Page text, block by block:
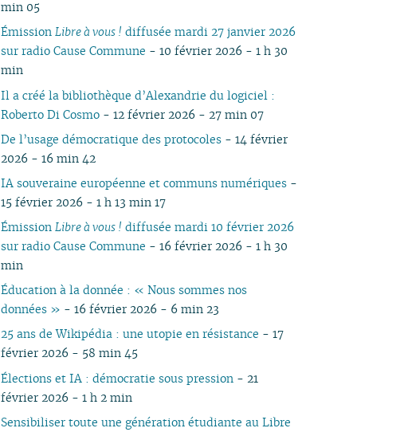
02
01
02
01
04
03
02
03
02
03
02
03
02
03
02
03
02
03
02
03
02
04
03
02
01
04
03
04
03
01
min 05
ÉmissionLibre à vous ! diffusée mardi 27 janvier 2026
sur radio Cause Commune - 10 février 2026 - 1 h 30
min
Il a créé la bibliothèque d’Alexandrie du logiciel :
Roberto Di Cosmo - 12 février 2026 - 27 min 07
De l’usage démocratique des protocoles - 14 février
2026 - 16 min 42
IA souveraine européenne et communs numériques -
15 février 2026 - 1 h 13 min 17
ÉmissionLibre à vous ! diffusée mardi 10 février 2026
sur radio Cause Commune - 16 février 2026 - 1 h 30
min
Éducation à la donnée : « Nous sommes nos
données » - 16 février 2026 - 6 min 23
25 ans de Wikipédia : une utopie en résistance - 17
février 2026 - 58 min 45
Élections et IA : démocratie sous pression - 21
février 2026 - 1 h 2 min
Sensibiliser toute une génération étudiante au Libre